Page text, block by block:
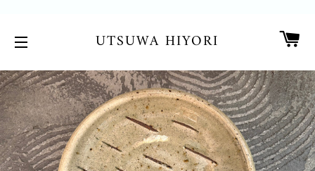
UTSUWA HIYORI